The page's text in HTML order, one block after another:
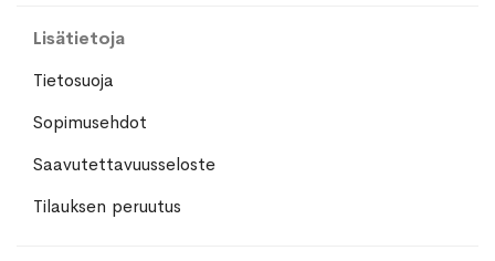
Lisätietoja
Tietosuoja
Sopimusehdot
Saavutettavuusseloste
Tilauksen peruutus